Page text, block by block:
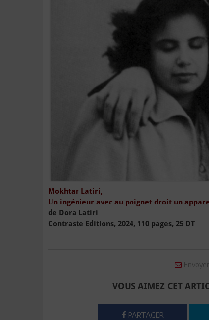
Mokhtar Latiri,
Un ingénieur avec au poignet droit un
de Dora Latiri
Contraste Editions, 2024, 110 pages, 25 DT
VOUS AIMEZ CET
PARTAGER